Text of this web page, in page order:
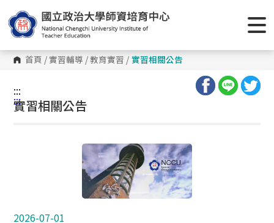
首頁 /實習輔導 /教育實習 / 實習相關公告
:::
:::
實習相關公告
2026-07-01